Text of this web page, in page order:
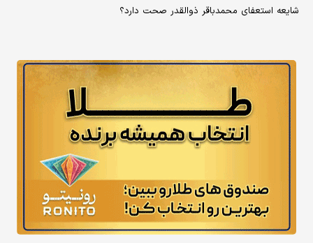
شایعه استعفای محمدباقر ذوالقدر صحت دارد؟